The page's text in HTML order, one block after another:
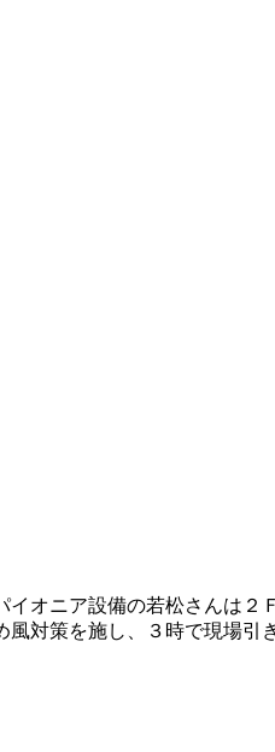
オニア設備の若松さんは
対策を施し、３時で現場引